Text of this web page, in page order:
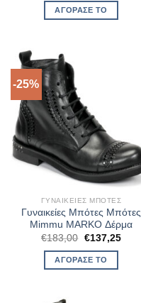
was:
€185,00.
ΑΓΌΡΑΣΈ ΤΟ
-25%
ΓΥΝΑΙΚΕΊΕΣ ΜΠΌΤΕΣ
Γυναικείες Μπότες Μπότες
Mimmu MARKO Δέρμα
€183,00 Original
was:
€183,00.
€137,25Η
ΑΓΌΡΑΣΈ ΤΟ